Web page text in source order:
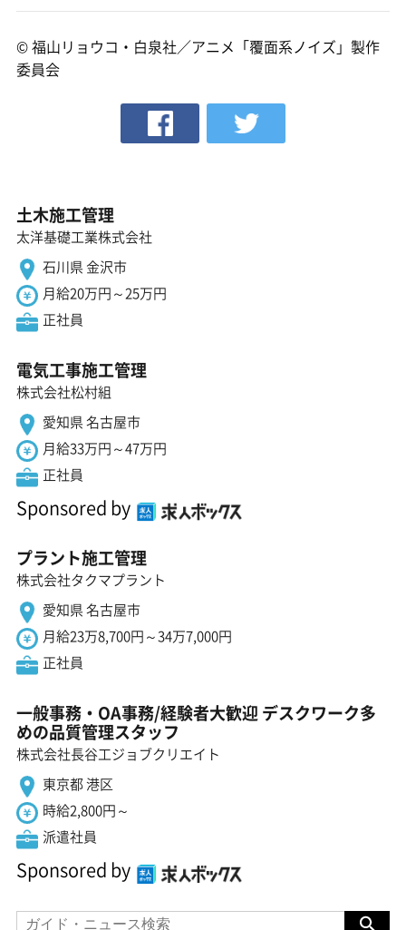
© 福山リョウコ・白泉社／アニメ「覆面系ノイズ」製作
委員会
土木施工管理
太洋基礎工業株式会社
石川県 金沢市
月給20万円～25万円
正社員
電気工事施工管理
株式会社松村組
愛知県 名古屋市
月給33万円～47万円
正社員
Sponsored by
プラント施工管理
株式会社タクマプラント
愛知県 名古屋市
月給23万8,700円～34万7,000円
正社員
一般事務・OA事務/経験者大歓迎 デスクワーク多
めの品質管理スタッフ
株式会社長谷工ジョブクリエイト
東京都 港区
時給2,800円～
派遣社員
Sponsored by